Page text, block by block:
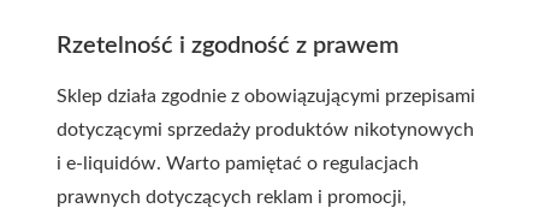
Rzetelność i zgodność z prawem
Sklep działa zgodnie z obowiązującymi przepisami
dotyczącymi sprzedaży produktów nikotynowych
i e-liquidów. Warto pamiętać o regulacjach
prawnych dotyczących reklam i promocji,